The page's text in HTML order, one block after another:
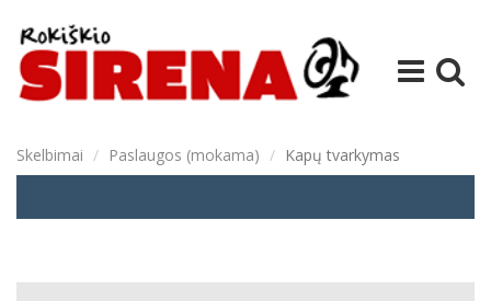
Skelbimai Paslaugos (mokama) Kapų tvarkymas